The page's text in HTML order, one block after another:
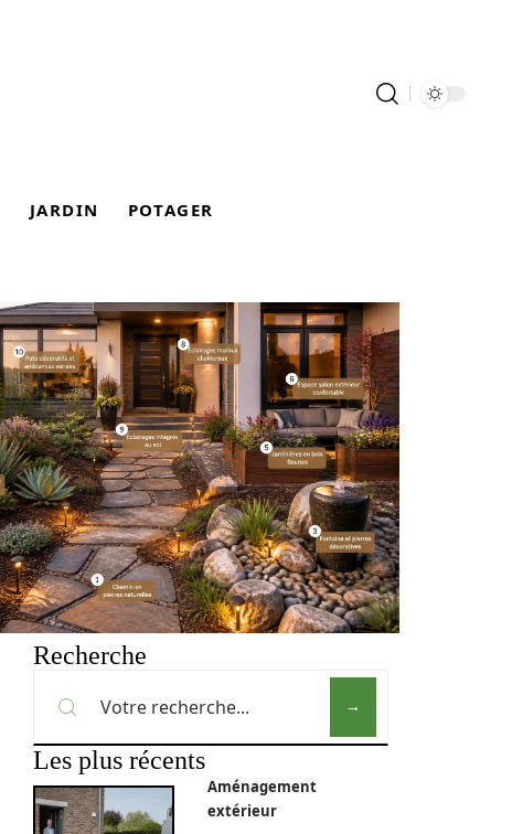
JARDIN POTAGER
Recherche
Les plus récents
Aménagement
extérieur